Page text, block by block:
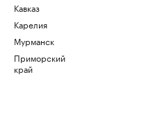
Кавказ
Карелия
Мурманск
Приморский
край